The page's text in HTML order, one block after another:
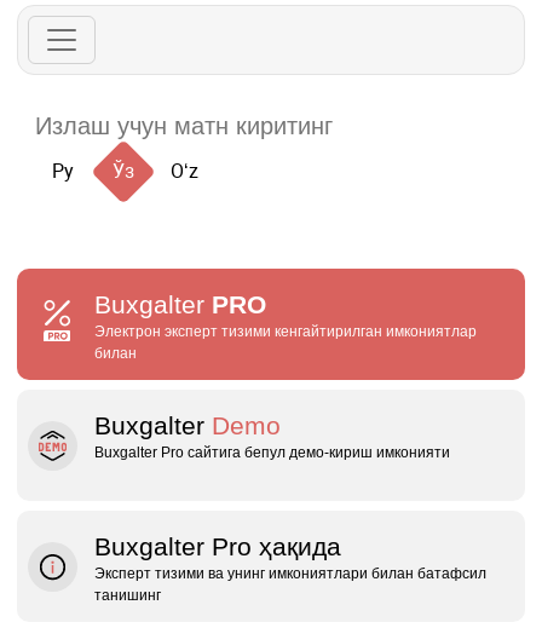
Ру Ўз Oʻz
Buxgalter PRO
Электрон эксперт тизими кенгайтирилган имкониятлар
билан
Buxgalter Demo
Buxgalter Pro сайтига бепул демо‑кириш имконияти
Buxgalter Pro ҳақида
Эксперт тизими ва унинг имкониятлари билан батафсил
танишинг